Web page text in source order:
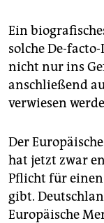
shop
fragen & hilfe
unterstützen
genossenschaft
epaper login
Ein
solche De-
nicht nur ins
anschließend
verwiesen
Der
hat jetzt zwar
Pflicht für einen
gibt.
Europäische